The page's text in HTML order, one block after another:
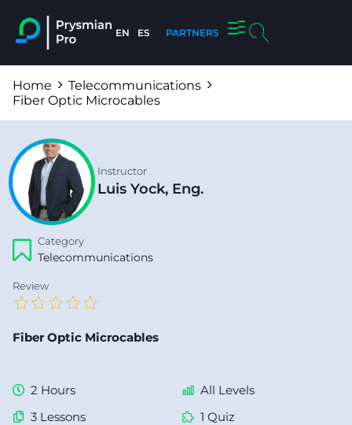
EN ES PARTNERS
Home
Telecommunications
Fiber Optic Microcables
Instructor
Luis Yock, Eng.
Category
Telecommunications
Review
Fiber Optic Microcables
2 Hours
All Levels
3 Lessons
1 Quiz